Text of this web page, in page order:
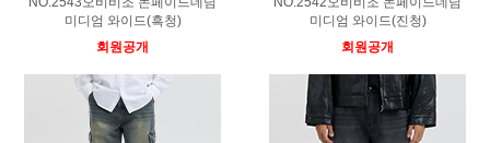
미디엄 와이드(흑청)
회원공개
미디엄 와이드(진청)
회원공개